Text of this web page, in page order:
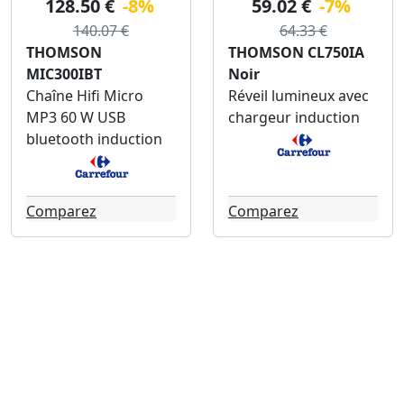
128.50 € -8%
140.07 €
THOMSON
MIC300IBT
Chaîne Hifi Micro
MP3 60 W USB
bluetooth induction
Comparez
59.02 € -7%
64.33 €
THOMSON CL750IA
Noir
Réveil lumineux avec
chargeur induction
Comparez